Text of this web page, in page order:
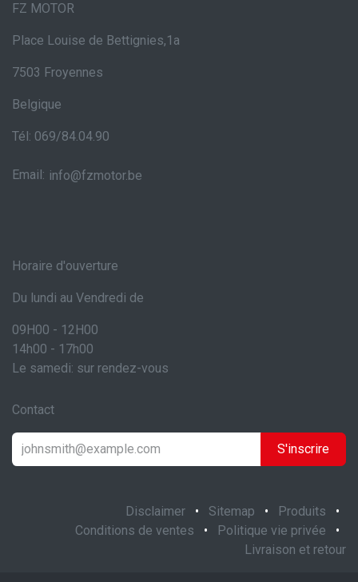
FZ MOTOR
Place Louise de Bettignies,1a
7503 Froyennes
Belgique
Tél: 069/84.04.90
Email: info@fzmotor.be
Horaire d'ouverture
Du lundi au Vendredi de
09H00 - 12H00
14h00 - 17h00
Le samedi: sur rendez-vous
Contact
S'inscrire
Disclaimer • Sitemap • Produits
•
Conditions de ventes
• Politique vie privée
•
Livraison et retour